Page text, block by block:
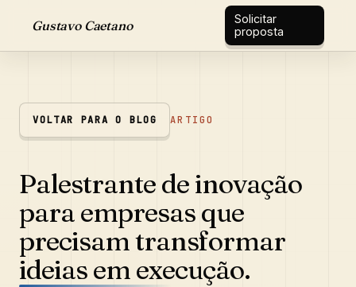
Gustavo Caetano
Solicitar
proposta
VOLTAR PARA O BLOG ARTIGO
Palestrante de inovação
para empresas que
precisam transformar
ideias em execução.